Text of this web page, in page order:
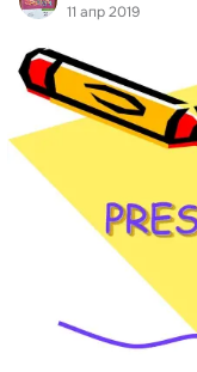
11 апр 2019